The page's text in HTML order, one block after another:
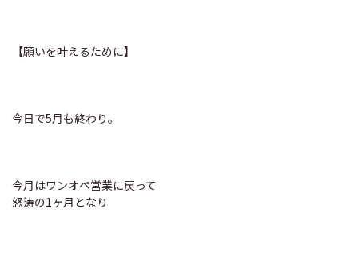
【願いを叶えるために】
今日で5月も終わり。
今月はワンオペ営業に戻って
怒涛の1ヶ月となり